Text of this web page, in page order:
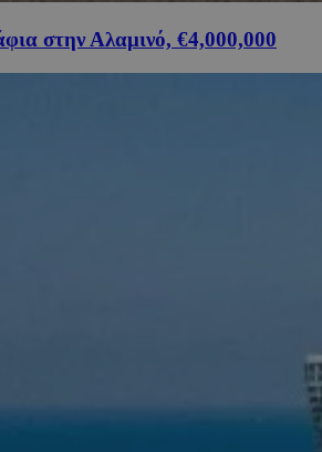
στην Αλαμινό, €4,000,000